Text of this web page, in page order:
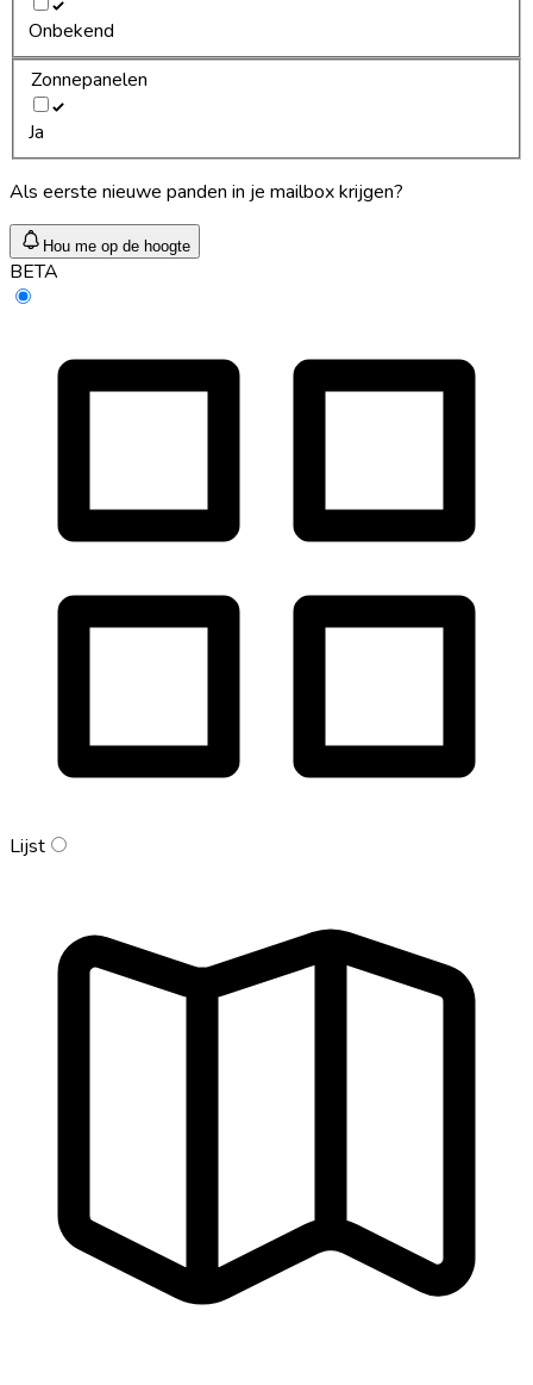
Onbekend
Zonnepanelen
Ja
Als eerste nieuwe panden in je mailbox krijgen?
Hou me op de hoogte
BETA
Lijst